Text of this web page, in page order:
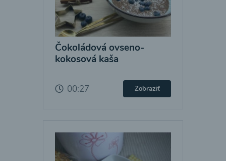
Čokoládová ovseno-
kokosová kaša
00:27 Zobraziť